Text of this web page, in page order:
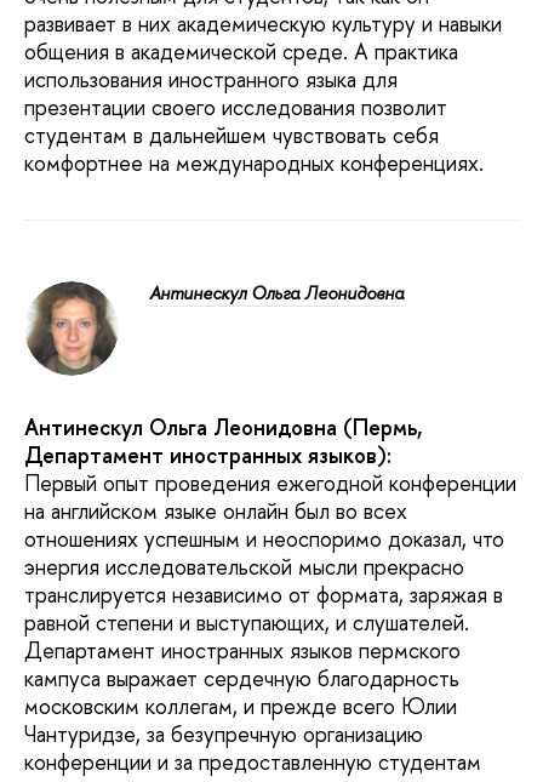
развивает в них академическую культуру и навыки
общения в академической среде. А практика
использования иностранного языка для
презентации своего исследования позволит
студентам в дальнейшем чувствовать себя
комфортнее на международных конференциях.
Антинескул Ольга Леонидовна
Антинескул Ольга Леонидовна (Пермь,
Департамент иностранных языков):
Первый опыт проведения ежегодной конференции
на английском языке онлайн был во всех
отношениях успешным и неоспоримо доказал, что
энергия исследовательской мысли прекрасно
транслируется независимо от формата, заряжая в
равной степени и выступающих, и слушателей.
Департамент иностранных языков пермского
кампуса выражает сердечную благодарность
московским коллегам, и прежде всего Юлии
Чантуридзе, за безупречную организацию
конференции и за предоставленную студентам